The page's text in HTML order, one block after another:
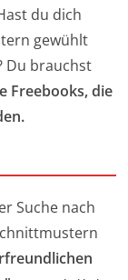
du dich
gewühlt
Du brauchst
Freebooks, die
Suche nach